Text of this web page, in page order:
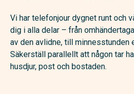
Vi har telefonjour dygnet runt och
dig i alla delar – från
av den avlidne, till minnesstunden
Säkerställ parallellt att någon tar
husdjur, post och bostaden.